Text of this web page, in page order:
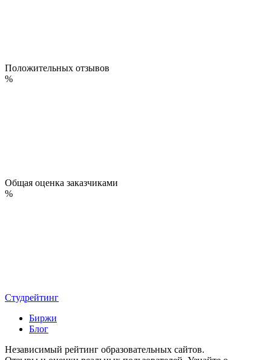
Положительных отзывов
%
Общая оценка заказчиками
%
Студрейтинг
Биржи
Блог
Независимый рейтинг образовательных сайтов.